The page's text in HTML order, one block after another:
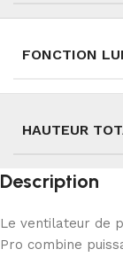
FONCTION
HAUTEUR
Description
Le ventilateur de
Pro combine